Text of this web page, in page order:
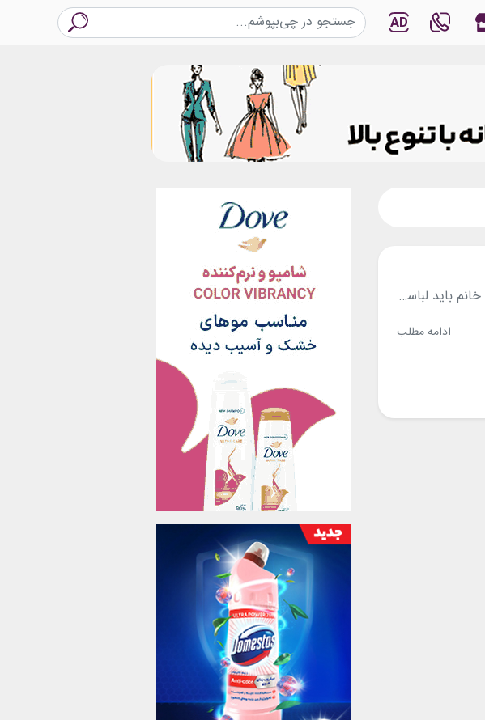
AD
همانطور که می دانید ساقدوش های عروس خانم باید لباسی یک رنگ و طرح داشته باشند. از این رو لباس مخصوصی که برای آن ها انتخاب می شود باید به نوعی تک و منحصر به فرد باشد. انتخاب این لباس نیازمند رعایت اصول خاصی استکه شاید خیلی از افراد از آن آگاه نباشند. امروز به ۳...
ادامه مطلب